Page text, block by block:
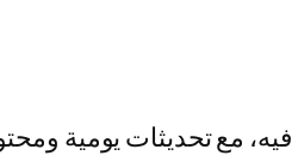
مع تحديثات يومية